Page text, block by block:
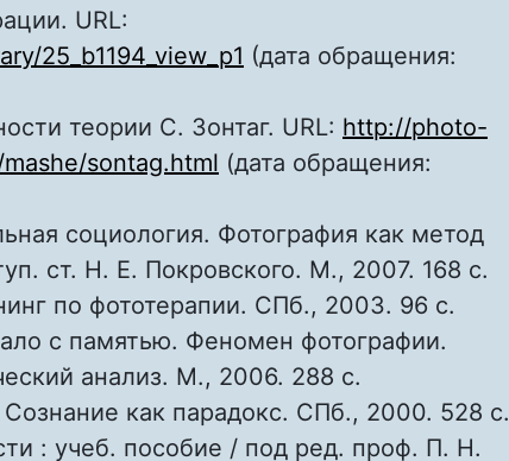
URL:
25_b1194_view_p1 (дата обращения:
теории С. Зонтаг. URL: http://photo-
sontag.html (дата обращения:
социология. Фотография как метод
ст. Н. Е. Покровского. М., 2007. 168 с.
по фототерапии. СПб., 2003. 96 с.
с памятью. Феномен фотографии.
анализ. М., 2006. 288 с.
как парадокс. СПб., 2000. 528 с.
: учеб. пособие / под ред. проф. П. Н.